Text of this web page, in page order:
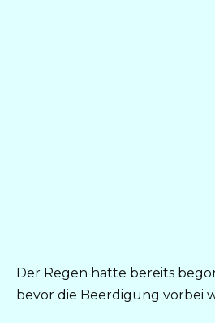
Der Regen hatte bereits
bevor die Beerdigung vorbei